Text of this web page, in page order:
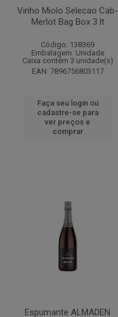
Vinho Miolo Selecao Cab-
Merlot Bag Box 3 lt
Código: 138369
Embalagem: Unidade
Caixa contém 3 unidade(s)
EAN: 7896756803117
Faça seu login ou
cadastre-se para
ver preços e
comprar
Espumante ALMADEN